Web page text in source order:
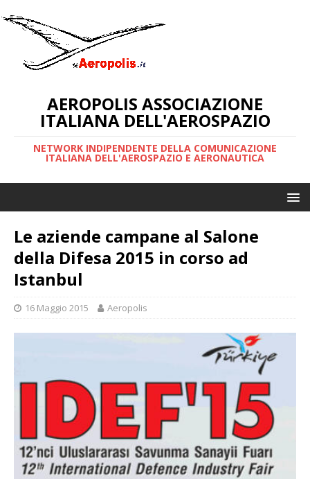
AEROPOLIS ASSOCIAZIONE
ITALIANA DELL'AEROSPAZIO
NETWORK INDIPENDENTE DELLA COMUNICAZIONE
ITALIANA DELL'AEROSPAZIO E AERONAUTICA
Le aziende campane al Salone
della Difesa 2015 in corso ad
Istanbul
16 Maggio 2015 Aeropolis